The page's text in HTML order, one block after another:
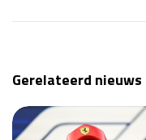
Gerelateerd nieuws